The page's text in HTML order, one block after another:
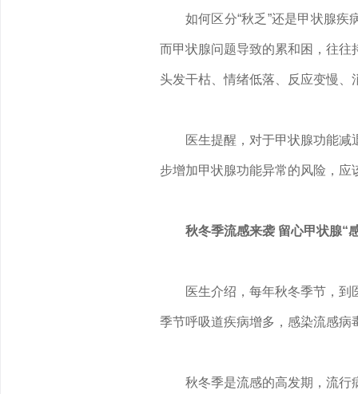
如何区分“秋乏”还是甲状腺
而甲状腺问题导致的累和困，往
头发干枯、情绪低落、反应变慢、
医生提醒，对于甲状腺功能
步增加甲状腺功能异常的风险，
秋冬季流感来袭 留心甲状腺“
医生介绍，每年秋冬季节，
季节呼吸道疾病增多，感染流感病
秋冬季是流感的高发期，流行